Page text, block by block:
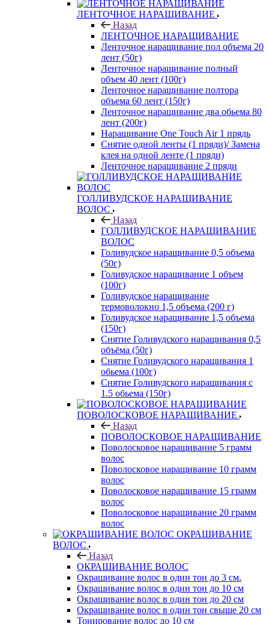
ЛЕНТОЧНОЕ НАРАЩИВАНИЕ
Назад
ЛЕНТОЧНОЕ НАРАЩИВАНИЕ
Ленточное наращивание пол объема 20
лент (50г)
Ленточное наращивание полный
объем 40 лент (100г)
Ленточное наращивание полтора
объема 60 лент (150г)
Ленточное наращивание два обьема 80
лент (200г)
Наращивание One Touch Air 1 прядь
Снятие одной ленты (1 пряди)/ Замена
клея на одной ленте (1 пряди)
Ленточное наращивание 2 пряди
ГОЛЛИВУДСКОЕ НАРАЩИВАНИЕ
ВОЛОС
Назад
ГОЛЛИВУДСКОЕ НАРАЩИВАНИЕ
ВОЛОС
Голивудское наращивание 0,5 объема
(50г)
Голивудское наращивание 1 объем
(100г)
Голивудское наращивание
термоволокно 1,5 объема (200 г)
Голивудское наращивание 1,5 объема
(150г)
Снятие Голивудского наращивания 0,5
объёма (50г)
Снятие Голивудского наращивания 1
обьема (100г)
Снятие Голивудского наращивания с
1.5 обьема (150г)
ПОВОЛОСКОВОЕ НАРАЩИВАНИЕ
Назад
ПОВОЛОСКОВОЕ НАРАЩИВАНИЕ
Поволосковое наращивание 5 грамм
волос
Поволосковое наращивание 10 грамм
волос
Поволосковое наращивание 15 грамм
волос
Поволосковое наращивание 20 грамм
волос
ОКРАШИВАНИЕ
ВОЛОС
Назад
ОКРАШИВАНИЕ ВОЛОС
Окрашивание волос в один тон до 3 см.
Окрашивание волос в один тон до 10 см
Окрашивание волос в один тон до 20 см
Окрашивание волос в один тон свыше 20 см
Тонирование волос до 10 см